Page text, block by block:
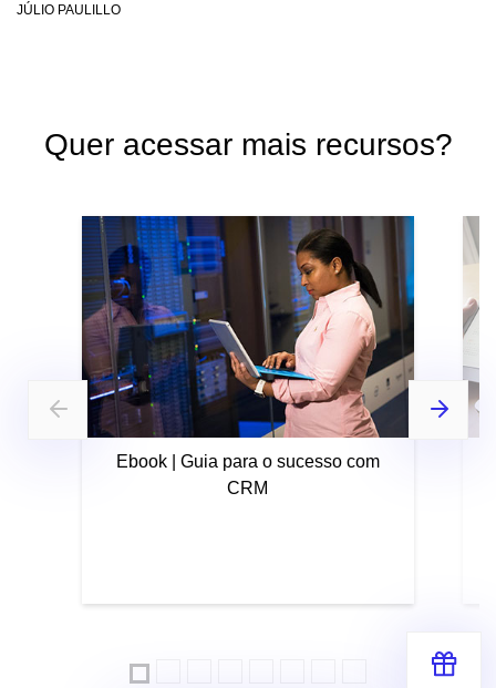
JÚLIO PAULILLO
Quer acessar mais recursos?
Ebook | Guia para o sucesso com
CRM